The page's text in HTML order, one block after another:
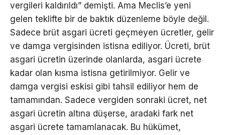
vergileri kaldırıldı” demişti. Ama Meclis’e yeni
gelen teklifte bir de baktık düzenleme böyle değil.
Sadece brüt asgari ücreti geçmeyen ücretler, gelir
ve damga vergisinden istisna ediliyor. Ücreti, brüt
asgari ücretin üzerinde olanlarda, asgari ücrete
kadar olan kısma istisna getirilmiyor. Gelir ve
damga vergisi eskisi gibi tahsil ediliyor hem de
tamamından. Sadece vergiden sonraki ücret, net
asgari ücretin altına düşerse, aradaki fark net
asgari ücrete tamamlanacak. Bu hükümet,